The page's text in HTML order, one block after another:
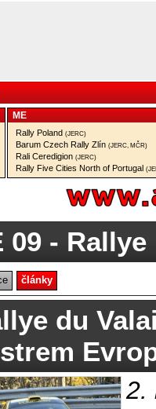
ME
Rally Poland (JERC)
Barum Czech Rally Zlín (JERC, MČR)
Rali Ceredigion (JERC)
Rally Five Cities North of Portugal
09- Rallye
články
du
2.